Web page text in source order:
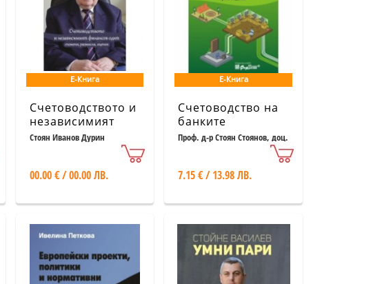
Е-Книга
Счетоводството и
независимият
финансов одит -
размисли, оценки
Стоян Иванов Дурин
00.00 € / 00.00 ЛВ.
Е-Книга
Счетоводство на
банките
Проф. д-р Стоян Стоянов, доц.
д-р Румяна Пожаревска, гл.
7.15 € / 13.98 ЛВ.